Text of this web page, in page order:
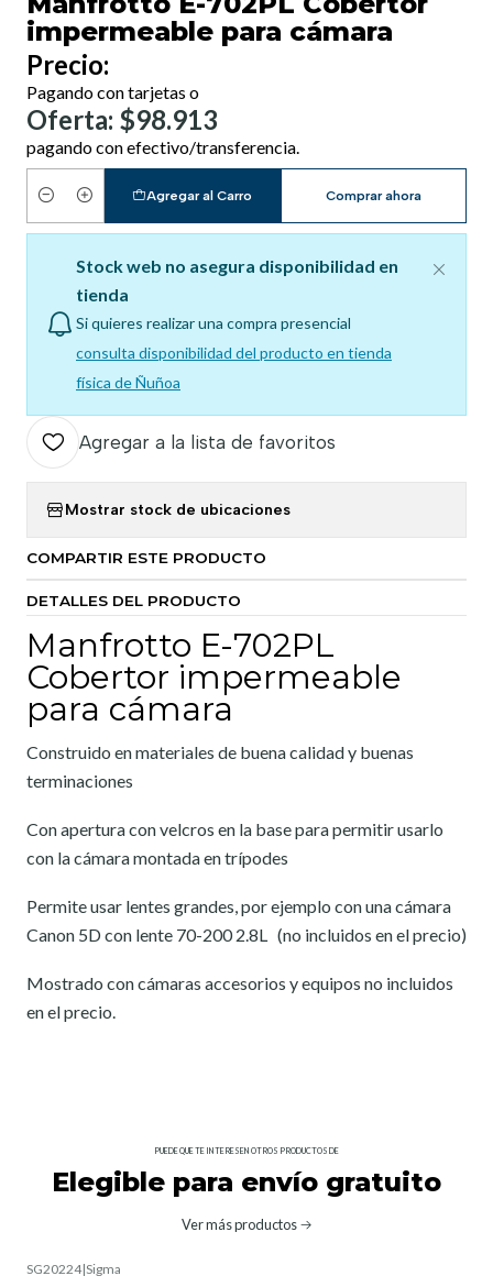
impermeable para cámara
Precio:
Pagando con tarjetas o
Oferta: $98.913
pagando con efectivo/transferencia.
Cantidad
Agregar al Carro Comprar ahora
Stock web no asegura disponibilidad en
tienda
Si quieres realizar una compra presencial
consulta disponibilidad del producto en tienda
física de Ñuñoa
Agregar a la lista de favoritos
Mostrar stock de ubicaciones
COMPARTIR ESTE PRODUCTO
DETALLES DEL PRODUCTO
Manfrotto E-702PL
Cobertor impermeable
para cámara
Construido en materiales de buena calidad y buenas
terminaciones
Con apertura con velcros en la base para permitir usarlo
con la cámara montada en trípodes
Permite usar lentes grandes, por ejemplo con una cámara
Canon 5D con lente 70-200 2.8L (no incluidos en el precio)
Mostrado con cámaras accesorios y equipos no incluidos
en el precio.
PUEDE QUE TE INTERESEN OTROS PRODUCTOS DE
Elegible para envío gratuito
Ver más productos
SG20224|Sigma